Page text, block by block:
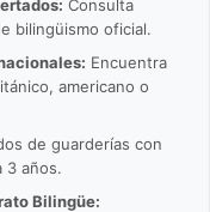
Consulta
bilingüismo oficial.
Encuentra
americano o
de guarderías con
3 años.
Bilingüe: